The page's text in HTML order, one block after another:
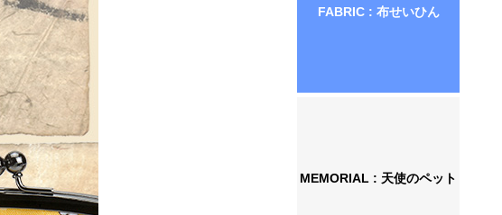
FABRIC : 布せいひん
MEMORIAL : 天使のペット